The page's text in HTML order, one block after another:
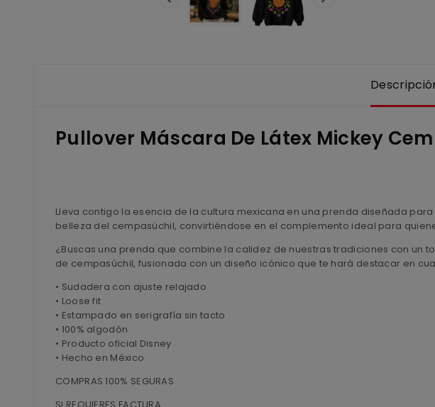
Pullover Máscara De Látex Mickey
Lleva contigo la esencia de la cultura mexicana en una prenda diseñada
belleza del cempasúchil, convirtiéndose en el complemento ideal para
¿Buscas una prenda que combine la calidez de nuestras tradiciones con
de cempasúchil, fusionada con un diseño icónico que te hará destacar en
• Sudadera con ajuste relajado
• Loose fit
• Estampado en serigrafía sin tacto
• 100% algodón
• Producto oficial Disney
• Hecho en México
COMPRAS 100% SEGURAS